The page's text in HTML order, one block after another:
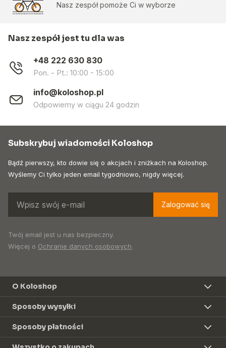
Nasz zespół pomoże Ci w wyborze
Nasz zespół jest tu dla was
+48 222 630 830
Pon. - Pt.: 10:00 - 15:00
info@koloshop.pl
Odpowiemy w ciągu 24 godzin
Subskrybuj wiadomości Koloshop
Bądź pierwszy, kto dowie się o akcjach i zniżkach na Koloshop.
Wyślemy Ci tylko jeden email tygodniowo, nigdy więcej.
Zalogować się
Twój email jest u nas bezpieczny.
Więcej o Ochranie danych osobowych.
O Koloshop
Sposoby wysyłki
Sposoby płatności